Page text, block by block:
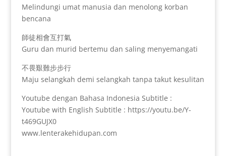
Melindungi umat manusia dan menolong korban
bencana
師徒相會互打氣
Guru dan murid bertemu dan saling menyemangati
不畏艱難步步行
Maju selangkah demi selangkah tanpa takut kesulitan
Youtube dengan Bahasa Indonesia Subtitle :
Youtube with English Subtitle : https://youtu.be/Y-
t469GUJX0
www.lenterakehidupan.com